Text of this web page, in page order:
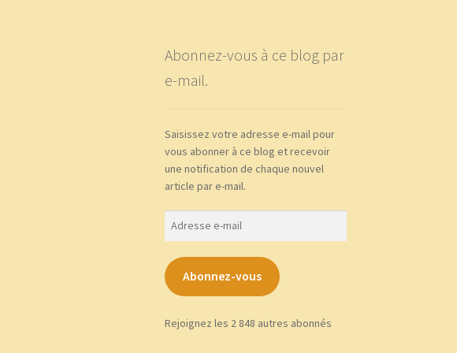
Abonnez-vous à ce blog par
e-mail.
Saisissez votre adresse e-mail pour
vous abonner à ce blog et recevoir
une notification de chaque nouvel
article par e-mail.
Adresse
Abonnez-vous
Rejoignez les 2 848 autres abonnés